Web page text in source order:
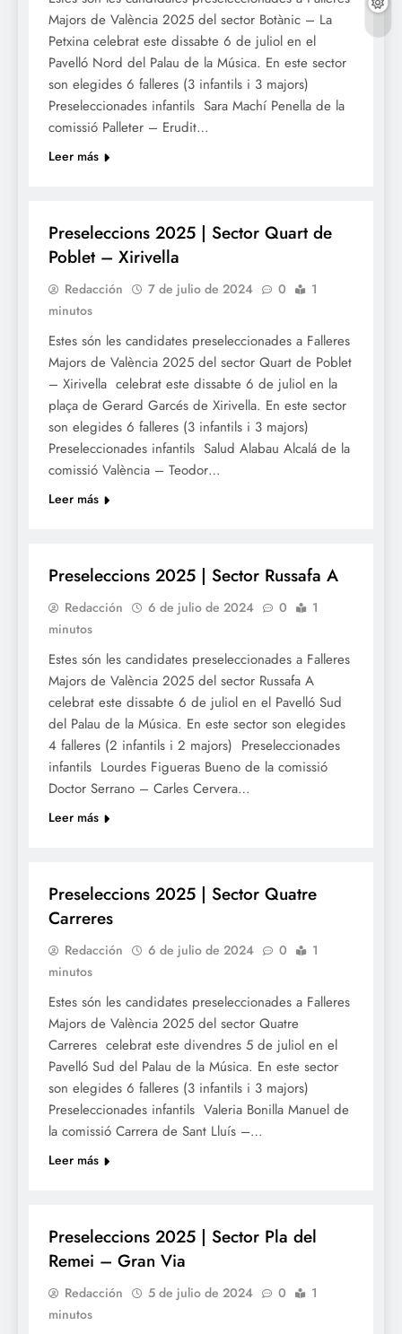
Majors de València 2025 del sector Botànic – La
Petxina celebrat este dissabte 6 de juliol en el
Pavelló Nord del Palau de la Música. En este sector
son elegides 6 falleres (3 infantils i 3 majors)
Preseleccionades infantils Sara Machí Penella de la
comissió Palleter – Erudit…
Leer más
Preseleccions 2025 | Sector Quart de
Poblet – Xirivella
Redacción 7 de julio de 2024 0
1
minutos
Estes són les candidates preseleccionades a Falleres
Majors de València 2025 del sector Quart de Poblet
– Xirivella celebrat este dissabte 6 de juliol en la
plaça de Gerard Garcés de Xirivella. En este sector
son elegides 6 falleres (3 infantils i 3 majors)
Preseleccionades infantils Salud Alabau Alcalá de la
comissió València – Teodor…
Leer más
Preseleccions 2025 | Sector Russafa A
Redacción 6 de julio de 2024 0
1
minutos
Estes són les candidates preseleccionades a Falleres
Majors de València 2025 del sector Russafa A
celebrat este dissabte 6 de juliol en el Pavelló Sud
del Palau de la Música. En este sector son elegides
4 falleres (2 infantils i 2 majors) Preseleccionades
infantils Lourdes Figueras Bueno de la comissió
Doctor Serrano – Carles Cervera…
Leer más
Preseleccions 2025 | Sector Quatre
Carreres
Redacción 6 de julio de 2024 0
1
minutos
Estes són les candidates preseleccionades a Falleres
Majors de València 2025 del sector Quatre
Carreres celebrat este divendres 5 de juliol en el
Pavelló Sud del Palau de la Música. En este sector
son elegides 6 falleres (3 infantils i 3 majors)
Preseleccionades infantils Valeria Bonilla Manuel de
la comissió Carrera de Sant Lluís –…
Leer más
Preseleccions 2025 | Sector Pla del
Remei – Gran Via
Redacción 5 de julio de 2024 0
1
minutos